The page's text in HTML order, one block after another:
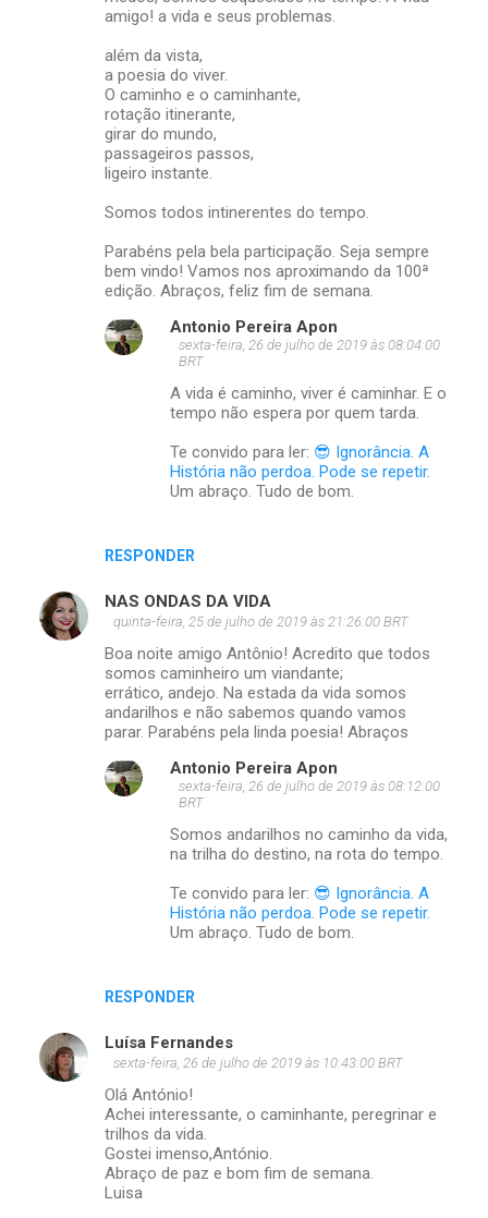
amigo! a vida e seus problemas.
além da vista,
a poesia do viver.
O caminho e o caminhante,
rotação itinerante,
girar do mundo,
passageiros passos,
ligeiro instante.
Somos todos intinerentes do tempo.
Parabéns pela bela participação. Seja sempre
bem vindo! Vamos nos aproximando da 100ª
edição. Abraços, feliz fim de semana.
RESPONDER
Antonio Pereira Apon
sexta-feira, 26 de julho de 2019 às 08:04:00
BRT
A vida é caminho, viver é caminhar. E o
tempo não espera por quem tarda.
Te convido para ler: 😎 Ignorância. A
História não perdoa. Pode se repetir.
Um abraço. Tudo de bom.
NAS ONDAS DA VIDA
quinta-feira, 25 de julho de 2019 às 21:26:00 BRT
Boa noite amigo Antônio! Acredito que todos
somos caminheiro um viandante;
errático, andejo. Na estada da vida somos
andarilhos e não sabemos quando vamos
parar. Parabéns pela linda poesia! Abraços
RESPONDER
Antonio Pereira Apon
sexta-feira, 26 de julho de 2019 às 08:12:00
BRT
Somos andarilhos no caminho da vida,
na trilha do destino, na rota do tempo.
Te convido para ler: 😎 Ignorância. A
História não perdoa. Pode se repetir.
Um abraço. Tudo de bom.
Luísa Fernandes
sexta-feira, 26 de julho de 2019 às 10:43:00 BRT
Olá António!
Achei interessante, o caminhante, peregrinar e
trilhos da vida.
Gostei imenso,António.
Abraço de paz e bom fim de semana.
Luisa